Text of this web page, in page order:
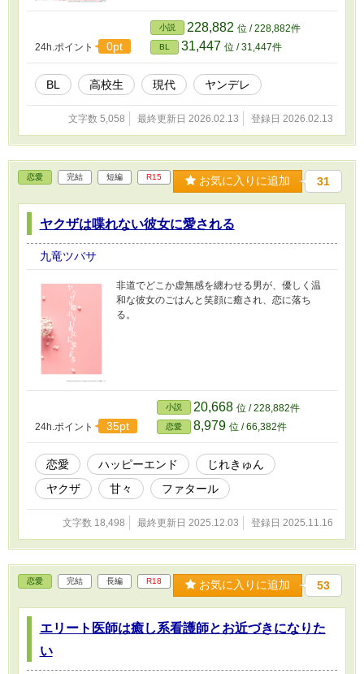
24h.ポイント 0pt
小説 228,882 位 / 228,882件
BL 31,447 位 / 31,447件
BL 高校生 現代 ヤンデレ
文字数 5,058 最終更新日 2026.02.13 登録日 2026.02.13
恋愛 完結 短編 R15 お気に入りに追加 31
ヤクザは喋れない彼女に愛される
九竜ツバサ
非道でどこか虚無感を纏わせる男が、優しく温
和な彼女のごはんと笑顔に癒され、恋に落ち
る。
24h.ポイント 35pt
小説 20,668 位 / 228,882件
恋愛 8,979 位 / 66,382件
恋愛 ハッピーエンド
じれきゅん
ヤクザ
甘々 ファタール
文字数 18,498 最終更新日 2025.12.03 登録日 2025.11.16
恋愛 完結 長編 R18 お気に入りに追加 53
エリート医師は癒し系看護師とお近づきになりた
い